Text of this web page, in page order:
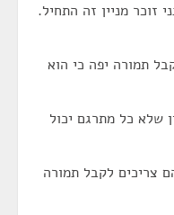
זוכר מניין זה התחיל.
תמורה יפה כי הוא
שלא כל מתרגם יכול
צריכים לקבל תמורה